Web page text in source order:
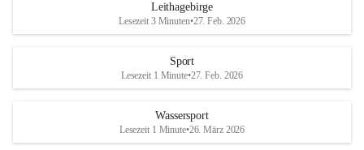
Maßnahmen zur Bekämpfung
Rebe und der Amerikanischen
Anhang VBl. EU Nr. 18
1 Seite•1,4 MB
Leithagebirge
Lesezeit 3 Minuten•27. Feb. 2026
Sport
Lesezeit 1 Minute•27. Feb. 2026
Wassersport
Lesezeit 1 Minute•26. März 2026